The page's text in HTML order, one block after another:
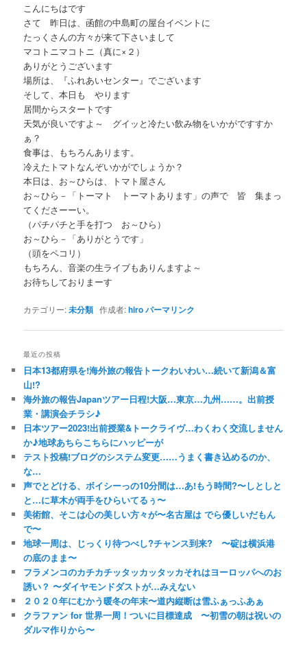
ョ
ン
こんにちはです
さて 昨日は、函館の中島町の屋台イベントに
たっくさんの方々が来て下さいまして
マコトニマコトニ（真に×２）
ありがとうございます
場所は、『ふれあいセンター』でございます
そして、本日も やります
居間からスタートです
天気が良いですよ～ グイッと冷たい飲み物をいかがですすか
ぁ？
食事は、もちろんあります。
冷えたトマトなんぞいかがでしょうか？
本日は、お～ひらは、トマト屋さん
お～ひら－「トーマト トーマトあります」の声で 皆 集まっ
てくださーーい。
（パチパチと手を打つ お～ひら）
お～ひら－「ありがとうです」
（頭をペコリ）
もちろん、音楽の生ライブもありんますよ～
お待ちしておりまーす
カテゴリー:未分類 作成者:hiroパーマリンク
最近の投稿
日本13都府県を!海外旅の報告トークわいわい…続いて新潟＆富
山!?
海外旅の報告Japanツアー日程!大阪…東京…九州……。出前授
業・講演会チラシ♪
日本ツアー2023!出前授業&トークライヴ…わくわく交流しません
か♪地球あちらこちらにハッピーが
テスト投稿!ブログのシステム変更……うまく書き込めるのか、
な…
声でとどける、ボイシーっの10分間は…あ!もう時間?〜しとしと
と…に草木が両手をひらいてるぅ〜
美術館、そこは心の美しい方々が〜名古屋は でら優しいだもん
で〜
地球一周は、じっくり待つべし?チャンス到来? 〜碇は横浜港
の底のまま〜
フラメンコのカチカチッタッカッタッカそれはヨーロッパへのお
誘い？ 〜ダイヤモンドダストが…みえない
２０２０年にむかう暖冬の年末〜道内縦断は雪ふぁっふあぁ
クラファン for 世界一周！ついに目標達成 〜初雪の朝は祝いの
ダルマ作りから〜